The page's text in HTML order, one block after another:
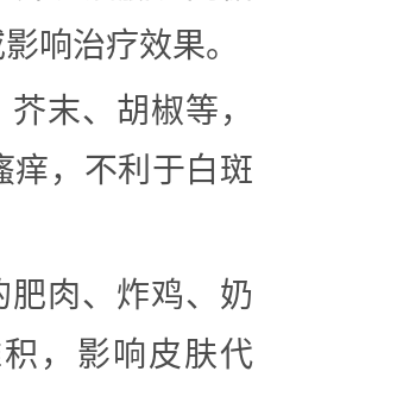
响治疗效果。
末、胡椒等，
痒，不利于白斑
肉、炸鸡、奶
，影响皮肤代